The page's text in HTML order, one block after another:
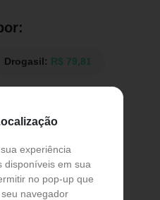
experiência
disponíveis em sua
no pop-up que
navegador
Drogasil: R$ 79,81